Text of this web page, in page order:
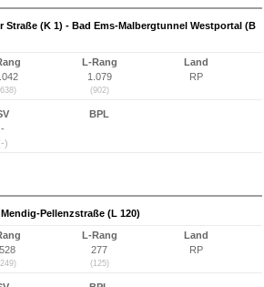
Straße (K 1) - Bad Ems-Malbergtunnel Westportal (B
L-Rang
1.079
(902)
Land
RP
-
)
BPL
Pellenzstraße (L 120)
L-Rang
277
(125)
Land
RP